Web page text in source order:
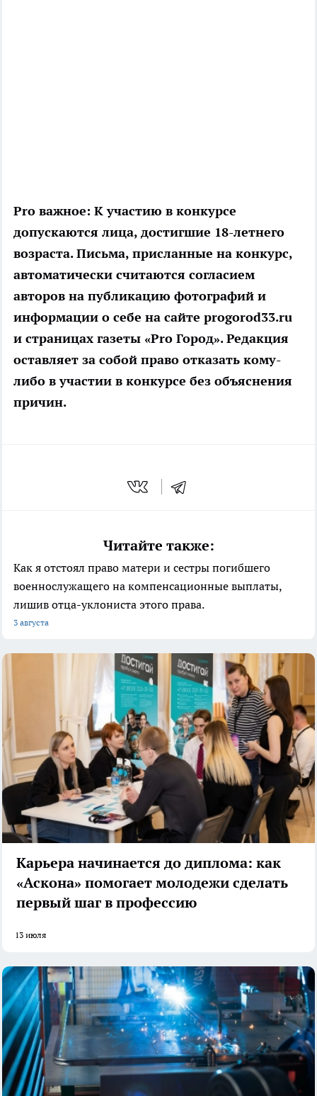
Pro важное: К участию в конкурсе
допускаются лица, достигшие 18-летнего
возраста. Письма, присланные на конкурс,
автоматически считаются согласием
авторов на публикацию фотографий и
информации о себе на сайте progorod33.ru
и страницах газеты «Pro Город». Редакция
оставляет за собой право отказать кому-
либо в участии в конкурсе без объяснения
причин.
Читайте также:
Как я отстоял право матери и сестры погибшего
военнослужащего на компенсационные выплаты,
лишив отца-уклониста этого права.
3 августа
Карьера начинается до диплома: как
«Аскона» помогает молодежи сделать
первый шаг в профессию
13 июля